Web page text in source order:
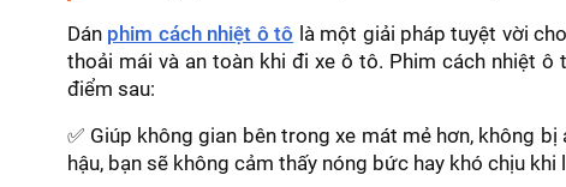
Dán phim cách nhiệt ô tô là một giải pháp tuyệt vời
thoải mái và an toàn khi đi xe ô tô. Phim cách nhiệt
điểm sau:
✅ Giúp không gian bên trong xe mát mẻ hơn, không
hậu, bạn sẽ không cảm thấy nóng bức hay khó chịu khi